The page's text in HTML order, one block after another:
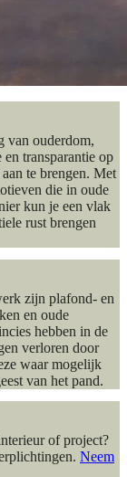
van ouderdom,
transparantie op
te brengen. Met
die in oude
kun je een vlak
rust brengen
zijn plafond- en
en oude
hebben in de
verloren door
waar mogelijk
van het pand.
of project?
Neem